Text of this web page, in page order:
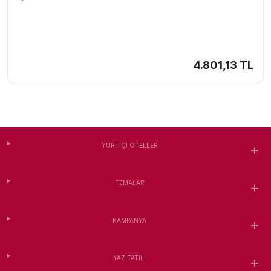
4.801,13 TL
YURTIÇI OTELLER
TEMALAR
KAMPANYA
YAZ TATILI